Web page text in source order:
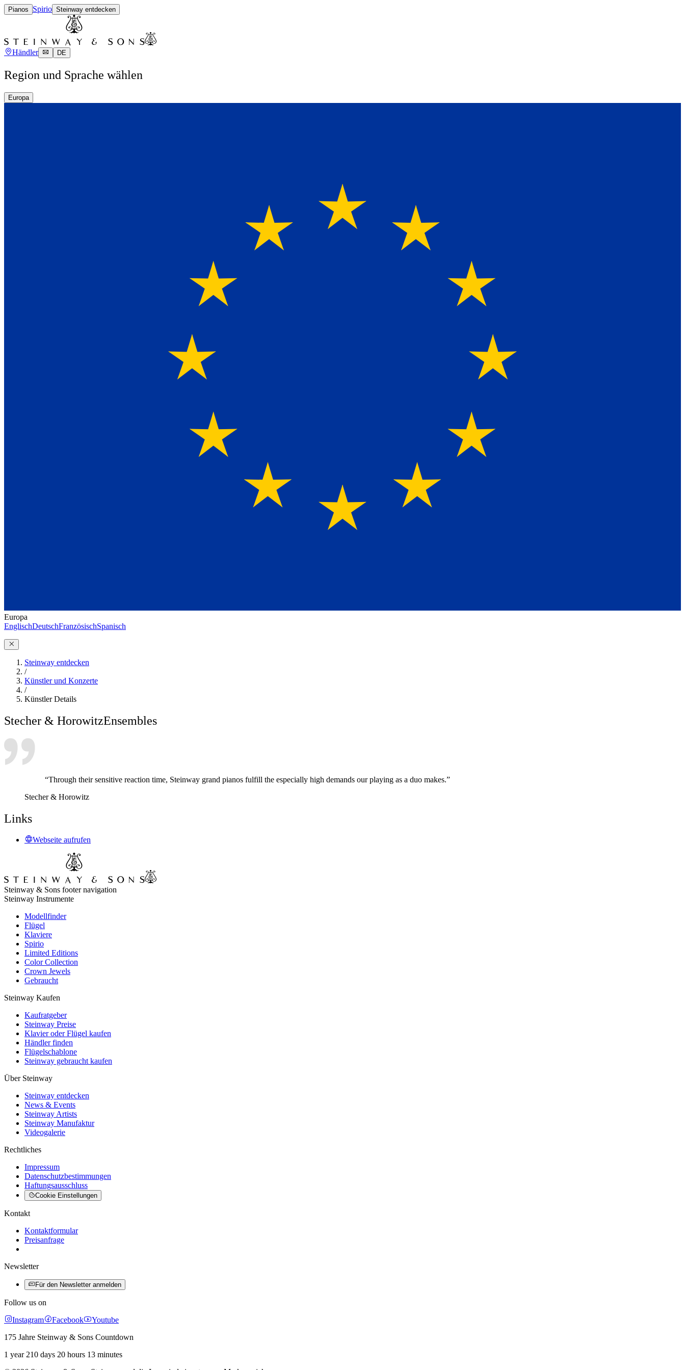
Pianos Spirio Steinway entdecken
Händler DE
Region und Sprache wählen
Europa
Europa
EnglischDeutschFranzösischSpanisch
Steinway entdecken
/
Künstler und Konzerte
/
Künstler Details
Stecher & HorowitzEnsembles
“Through their sensitive reaction time, Steinway grand pianos fulfill the especially high demands our playing as a duo makes.”
Stecher & Horowitz
Links
Webseite aufrufen
Steinway & Sons footer navigation
Steinway Instrumente
Modellfinder
Flügel
Klaviere
Spirio
Limited Editions
Color Collection
Crown Jewels
Gebraucht
Steinway Kaufen
Kaufratgeber
Steinway Preise
Klavier oder Flügel kaufen
Händler finden
Flügelschablone
Steinway gebraucht kaufen
Über Steinway
Steinway entdecken
News & Events
Steinway Artists
Steinway Manufaktur
Videogalerie
Rechtliches
Impressum
Datenschutzbestimmungen
Haftungsausschluss
Cookie Einstellungen
Kontakt
Kontaktformular
Preisanfrage
Newsletter
Für den Newsletter anmelden
Follow us on
Instagram
Facebook
Youtube
175 Jahre Steinway & Sons Countdown
1 year 210 days 20 hours 13 minutes